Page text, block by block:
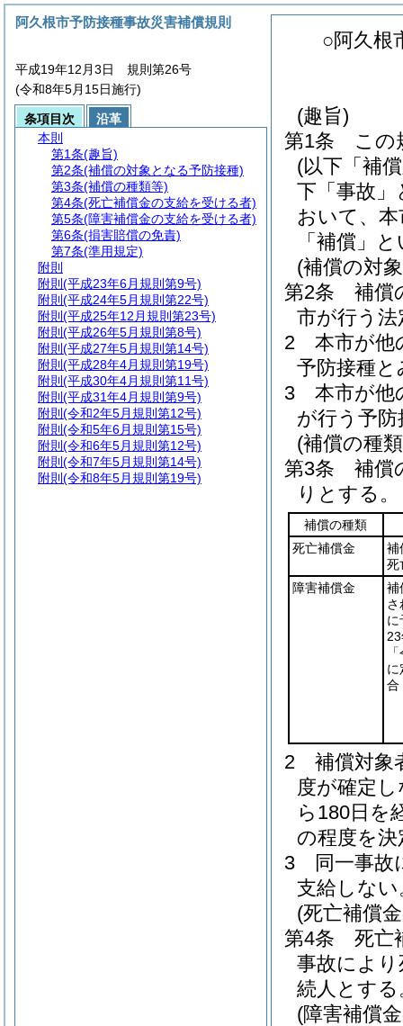
○阿久根
(趣旨)
第1条
この
(以下「補
下「事故」
おいて、
「補償」
(補償の対
第2条
補償
市が行う
2
本市が他
予防接種
3
本市が他
が行う予
(補償の種
第3条
補償
りとする。
補償の種類
死亡補償金
補
死
障害補償金
補
さ
に
に
合
2
補償対象
度が確定
ら180日を
の程度を
3
同一事
支給しない
(死亡補償
第4条
死亡
事故によ
続人とする
(障害補償
阿久根市予防接種事故災害補償規則
平成19年12月3日 規則第26号
(令和8年5月15日施行)
条項目次
沿革
本則
第1条(趣旨)
第2条(補償の対象となる予防接種)
第3条(補償の種類等)
第4条(死亡補償金の支給を受ける者)
第5条(障害補償金の支給を受ける者)
第6条(損害賠償の免責)
第7条(準用規定)
附則
附則 (平成23年6月規則第9号)
附則 (平成24年5月規則第22号)
附則 (平成25年12月規則第23号)
附則 (平成26年5月規則第8号)
附則 (平成27年5月規則第14号)
附則 (平成28年4月規則第19号)
附則 (平成30年4月規則第11号)
附則 (平成31年4月規則第9号)
附則 (令和2年5月規則第12号)
附則 (令和5年6月規則第15号)
附則 (令和6年5月規則第12号)
附則 (令和7年5月規則第14号)
附則 (令和8年5月規則第19号)